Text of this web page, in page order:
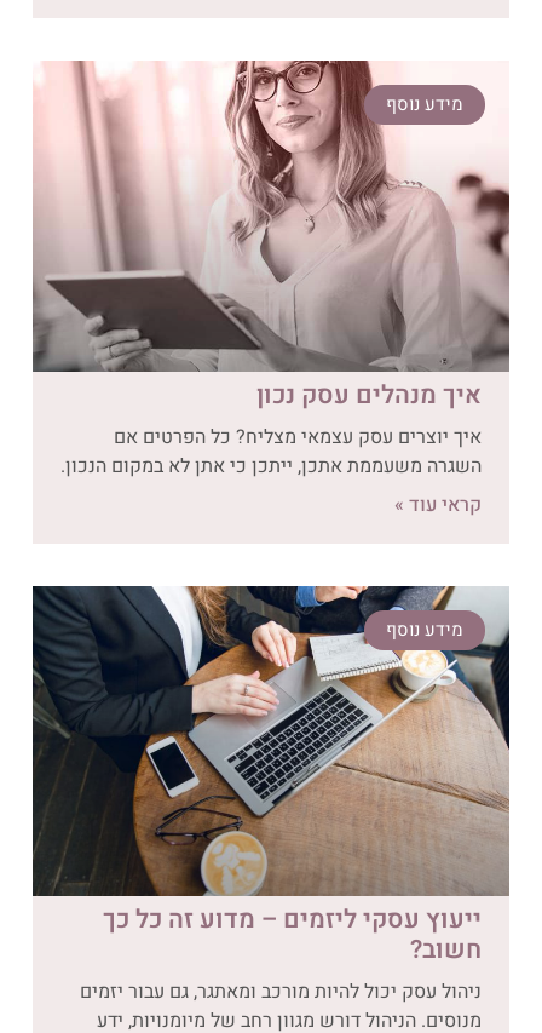
מידע נוסף
איך מנהלים עסק נכון
איך יוצרים עסק עצמאי מצליח? כל הפרטים אם
השגרה משעממת אתכן, ייתכן כי אתן לא במקום הנכון.
קראי עוד »
מידע נוסף
ייעוץ עסקי ליזמים – מדוע זה כל כך
חשוב?
ניהול עסק יכול להיות מורכב ומאתגר, גם עבור יזמים
מנוסים. הניהול דורש מגוון רחב של מיומנויות, ידע